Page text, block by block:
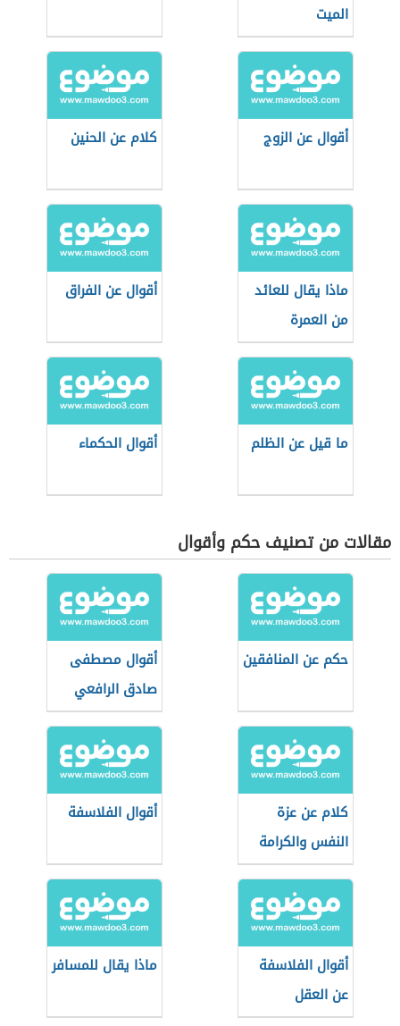
الميت
أقوال عن الزوج كلام عن الحنين
ماذا يقال للعائد
من العمرة
أقوال عن الفراق
ما قيل عن الظلم أقوال الحكماء
مقالات من تصنيف حكم وأقوال
حكم عن المنافقين
أقوال مصطفى
صادق الرافعي
كلام عن عزة
النفس والكرامة
أقوال الفلاسفة
أقوال الفلاسفة
عن العقل
ماذا يقال للمسافر